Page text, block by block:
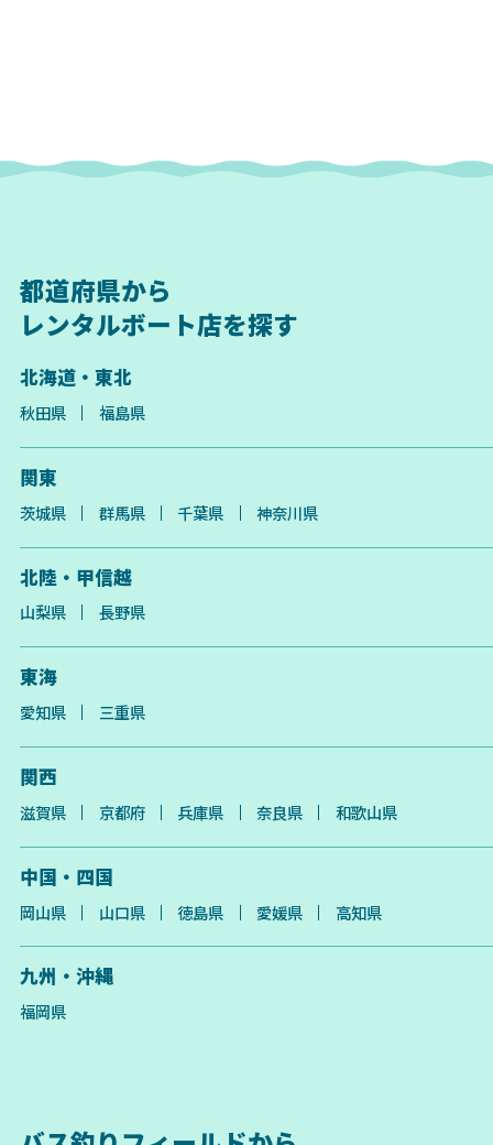
都道府県から
レンタルボート店を探す
北海道・東北
秋田県 福島県
関東
茨城県 群馬県 千葉県 神奈川県
北陸・甲信越
山梨県 長野県
東海
愛知県 三重県
関西
滋賀県 京都府 兵庫県 奈良県 和歌山県
中国・四国
岡山県 山口県 徳島県 愛媛県 高知県
九州・沖縄
福岡県